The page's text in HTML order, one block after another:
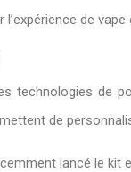
de
technologies de
de
lancé le